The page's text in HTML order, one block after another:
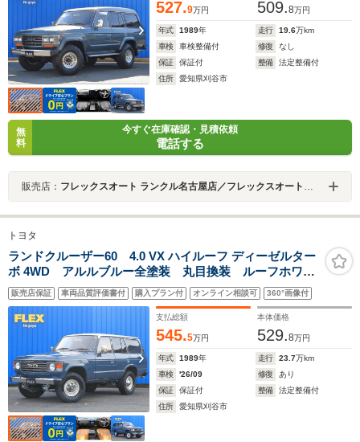
527.9万円 509.8万円
年式 1989年 走行 19.6万km
車検
車検整備付 修復
なし
保証
保証付 整備
法定整備付
住所
愛知県刈谷市
無
料
今すぐ在庫確認・見積依頼
電話する
販売店： フレックスオート ランクル名古屋店／フレックスオート株式会社
トヨタ
ランドクルーザー60 4.0 VX ハイルーフ ディーゼルター
ボ 4WD アルルブルー全塗装 丸目換装 ルーフホワイ
トペイント ロールーフ換装 ナローボディ換装 丸目
換装 YOKOHAMA ジオランダー ナルディウッドス
テアリング クラシックシートカバー パートタイム
4WD
販売店保証 車両品質評価書付 購入プラン付 オンライン相談可 360°画像付
支払総額
545.5万円
本体価格
529.8万円
年式 1989年 走行 23.7万km
車検
'26/09 修復
あり
保証
保証付 整備
法定整備付
住所
愛知県刈谷市